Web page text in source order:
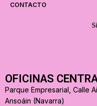
CONTACTO
OFICINAS
Parque Empresarial, Calle
Ansoáin (Navarra)